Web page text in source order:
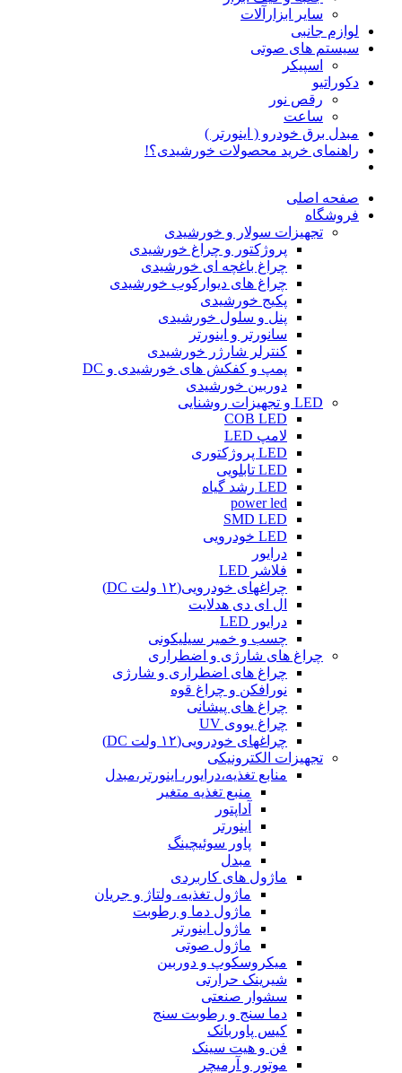
سایر ابزارآلات
لوازم جانبی
سیستم های صوتی
اسپیکر
دکوراتیو
رقص نور
ساعت
مبدل برق خودرو ( اینورتر )
راهنمای خرید محصولات خورشیدی؟!
صفحه اصلی
فروشگاه
تجهیزات سولار و خورشیدی
پروژکتور و چراغ خورشیدی
چراغ باغچه ای خورشیدی
چراغ های دیوارکوب خورشیدی
پکیج خورشیدی
پنل و سلول خورشیدی
سانورتر و اینورتر
کنترلر شارژر خورشیدی
پمپ و کفکش های خورشیدی و DC
دوربین خورشیدی
LED و تجهیزات روشنایی
COB LED
لامپ LED
LED پروژکتوری
LED تابلویی
LED رشد گیاه
power led
SMD LED
LED خودرویی
درایور
فلاشر LED
چراغهای خودرویی(۱۲ ولت DC)
ال ای دی هدلایت
درایور LED
چسب و خمیر سیلیکونی
چراغ های شارژی و اضطراری
چراغ های اضطراری و شارژی
نورافکن و چراغ قوه
چراغ های پیشانی
چراغ یووی UV
چراغهای خودرویی(۱۲ ولت DC)
تجهیزات الکترونیکی
منابع تغذیه،درایور، اینورتر،مبدل
منبع تغذیه متغیر
آداپتور
اینورتر
پاور سوئیچینگ
مبدل
ماژول های کاربردی
ماژول تغذیه، ولتاژ و جریان
ماژول دما و رطوبت
ماژول اینورتر
ماژول صوتی
میکروسکوپ و دوربین
شیرینک حرارتی
سشوار صنعتی
دما سنج و رطوبت سنج
کیس پاوربانک
فن و هیت سینک
موتور و آرمیچر